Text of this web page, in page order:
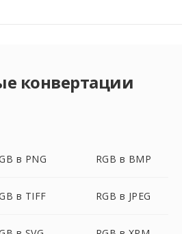
конвертации
в PNG RGB в BMP
в TIFF RGB в JPEG